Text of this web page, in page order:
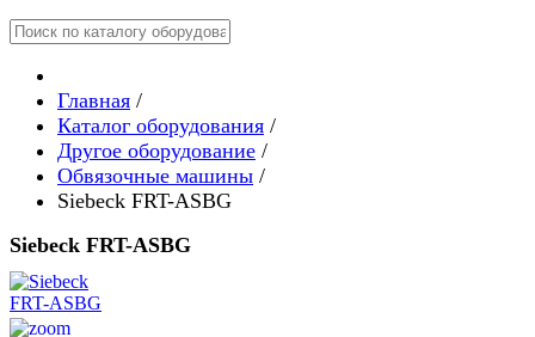
Главная /
Каталог оборудования /
Другое оборудование /
Обвязочные машины /
Siebeck FRT-ASBG
Siebeck FRT-ASBG